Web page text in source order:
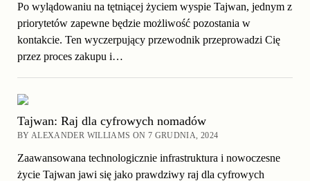
Po wylądowaniu na tętniącej życiem wyspie Tajwan, jednym z
priorytetów zapewne będzie możliwość pozostania w
kontakcie. Ten wyczerpujący przewodnik przeprowadzi Cię
przez proces zakupu i…
Tajwan: Raj dla cyfrowych nomadów
BY ALEXANDER WILLIAMS ON 7 GRUDNIA, 2024
Zaawansowana technologicznie infrastruktura i nowoczesne
życie Tajwan jawi się jako prawdziwy raj dla cyfrowych